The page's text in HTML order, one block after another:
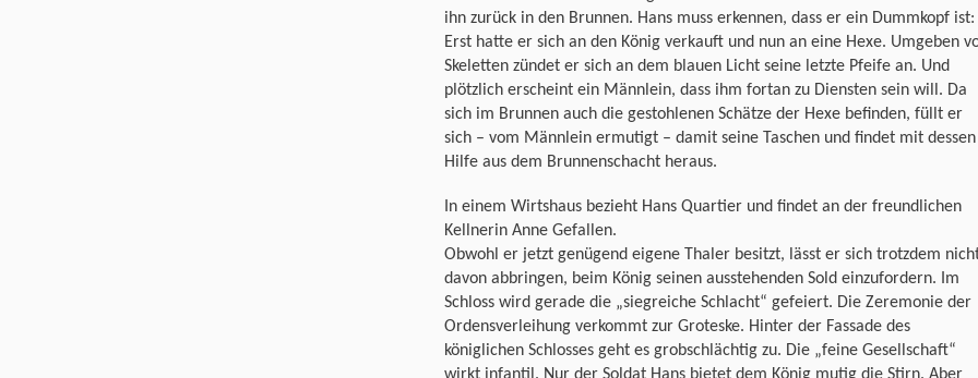
ihn zurück in den Brunnen. Hans muss erkennen, dass er ein Dummkopf ist:
Erst hatte er sich an den König verkauft und nun an eine Hexe. Umgeben
Skeletten zündet er sich an dem blauen Licht seine letzte Pfeife an. Und
plötzlich erscheint ein Männlein, dass ihm fortan zu Diensten sein will. Da
sich im Brunnen auch die gestohlenen Schätze der Hexe befinden, füllt er
sich – vom Männlein ermutigt – damit seine Taschen und findet mit dessen
Hilfe aus dem Brunnenschacht heraus.
In einem Wirtshaus bezieht Hans Quartier und findet an der freundlichen
Kellnerin Anne Gefallen.
Obwohl er jetzt genügend eigene Thaler besitzt, lässt er sich trotzdem
davon abbringen, beim König seinen ausstehenden Sold einzufordern. Im
Schloss wird gerade die „siegreiche Schlacht“ gefeiert. Die Zeremonie der
Ordensverleihung verkommt zur Groteske. Hinter der Fassade des
königlichen Schlosses geht es grobschlächtig zu. Die „feine Gesellschaft“